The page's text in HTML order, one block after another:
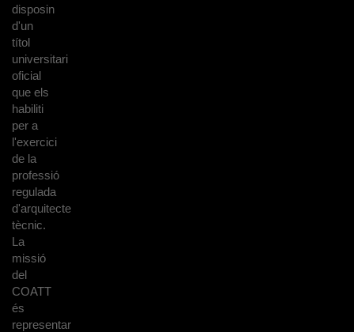
disposin
d'un
títol
universitari
oficial
que els
habiliti
per a
l'exercici
de la
professió
regulada
d'arquitecte
tècnic.
La
missió
del
COATT
és
representar